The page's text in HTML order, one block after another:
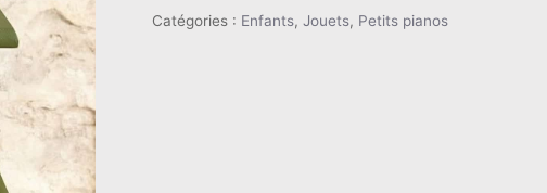
Catégories : Enfants,Jouets, Petits pianos